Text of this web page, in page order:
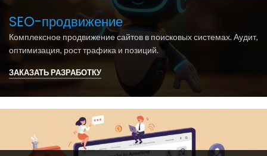
SEO-продвижение
Комплексное продвижение сайтов в поисковых системах. Аудит,
оптимизация, рост трафика и позиций.
ЗАКАЗАТЬ РАЗРАБОТКУ